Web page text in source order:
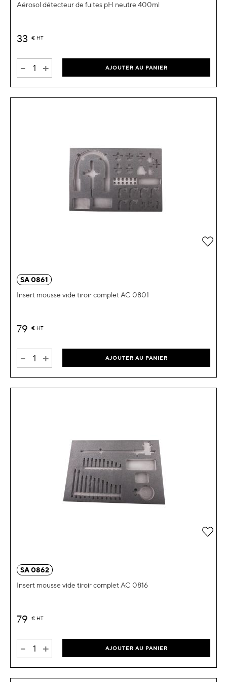
Aérosol détecteur de fuites pH neutre 400ml
33 € HT
- + AJOUTER AU PANIER
SA 0861
Insert mousse vide tiroir complet AC 0801
79 € HT
- + AJOUTER AU PANIER
SA 0862
Insert mousse vide tiroir complet AC 0816
79 € HT
- + AJOUTER AU PANIER